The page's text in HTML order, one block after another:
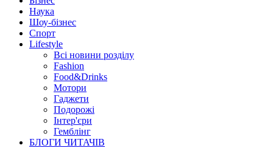
Наука
Шоу-бізнес
Спорт
Lifestyle
Всі новини розділу
Fashion
Food&Drinks
Мотори
Гаджети
Подорожі
Інтер'єри
Гемблінг
БЛОГИ ЧИТАЧІВ